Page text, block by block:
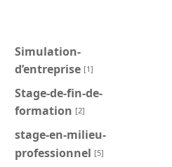
Simulation-
d’entreprise [1]
Stage-de-fin-de-
formation [2]
stage-en-milieu-
professionnel [5]